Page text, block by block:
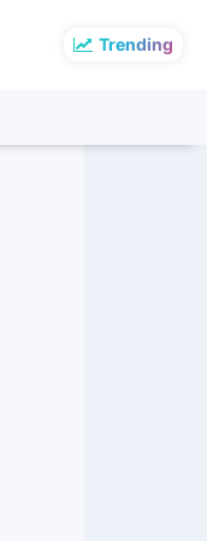
Trending